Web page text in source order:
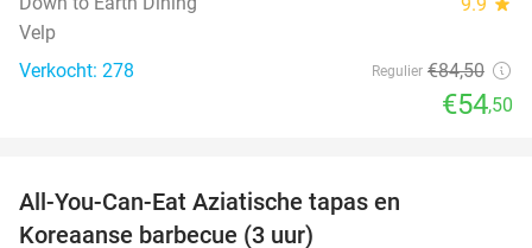
Velp
Verkocht: 278
Regulier €84,50
€54,50
All-You-Can-Eat Aziatische tapas en
Koreaanse barbecue (3 uur)